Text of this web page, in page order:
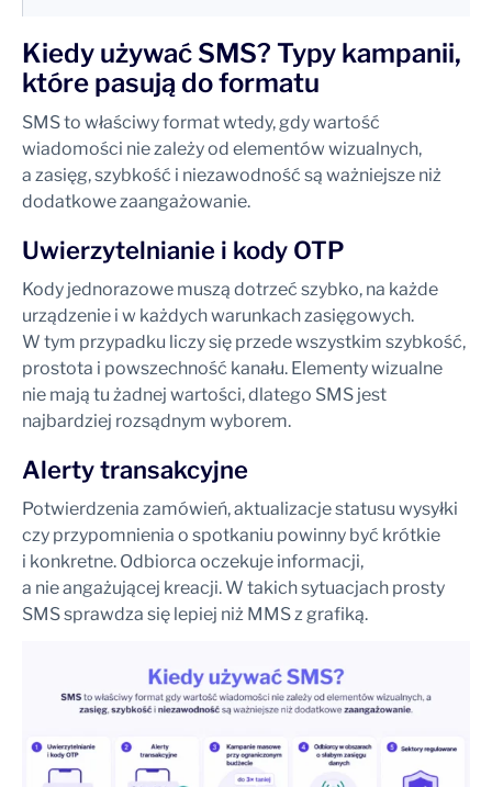
Kiedy używać SMS? Typy kampanii,
które pasują do formatu
SMS to właściwy format wtedy, gdy wartość
wiadomości nie zależy od elementów wizualnych,
a zasięg, szybkość i niezawodność są ważniejsze niż
dodatkowe zaangażowanie.
Uwierzytelnianie i kody OTP
Kody jednorazowe muszą dotrzeć szybko, na każde
urządzenie i w każdych warunkach zasięgowych.
W tym przypadku liczy się przede wszystkim szybkość,
prostota i powszechność kanału. Elementy wizualne
nie mają tu żadnej wartości, dlatego SMS jest
najbardziej rozsądnym wyborem.
Alerty transakcyjne
Potwierdzenia zamówień, aktualizacje statusu wysyłki
czy przypomnienia o spotkaniu powinny być krótkie
i konkretne. Odbiorca oczekuje informacji,
a nie angażującej kreacji. W takich sytuacjach prosty
SMS sprawdza się lepiej niż MMS z grafiką.